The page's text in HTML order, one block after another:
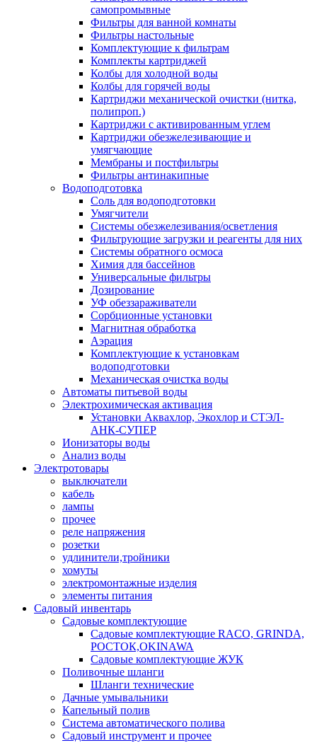
самопромывные
Фильтры для ванной комнаты
Фильтры настольные
Комплектующие к фильтрам
Комплекты картриджей
Колбы для холодной воды
Колбы для горячей воды
Картриджи механической очистки (нитка,
полипроп.)
Картриджи с активированным углем
Картриджи обезжелезивающие и
умягчающие
Мембраны и постфильтры
Фильтры антинакипные
Водоподготовка
Соль для водоподготовки
Умягчители
Системы обезжелезивания/осветления
Фильтрующие загрузки и реагенты для них
Системы обратного осмоса
Химия для бассейнов
Универсальные фильтры
Дозирование
УФ обеззараживатели
Сорбционные установки
Магнитная обработка
Аэрация
Комплектующие к установкам
водоподготовки
Механическая очистка воды
Автоматы питьевой воды
Электрохимическая активация
Установки Аквахлор, Экохлор и СТЭЛ-
АНК-СУПЕР
Ионизаторы воды
Анализ воды
Электротовары
выключатели
кабель
лампы
прочее
реле напряжения
розетки
удлинители,тройники
хомуты
электромонтажные изделия
элементы питания
Садовый инвентарь
Садовые комплектующие
Садовые комплектующие RACO, GRINDA,
РОСТОК,OKINAWA
Садовые комплектующие ЖУК
Поливочные шланги
Шланги технические
Дачные умывальники
Капельный полив
Система автоматического полива
Садовый инструмент и прочее